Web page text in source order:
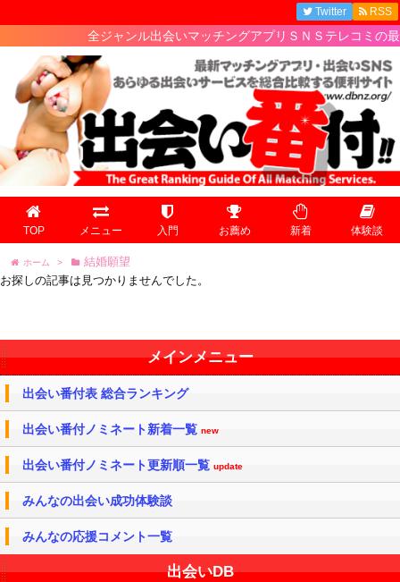
全ジャンル出会いマッチングアプリＳＮＳテレコミの最
TOP メニュー 入門 お薦め 新着 体験談
Twitter RSS
ホーム >
結婚願望
お探しの記事は見つかりませんでした。
メインメニュー
出会い番付表 総合ランキング
出会い番付ノミネート新着一覧 new
出会い番付ノミネート更新順一覧 update
みんなの出会い成功体験談
みんなの応援コメント一覧
出会いDB